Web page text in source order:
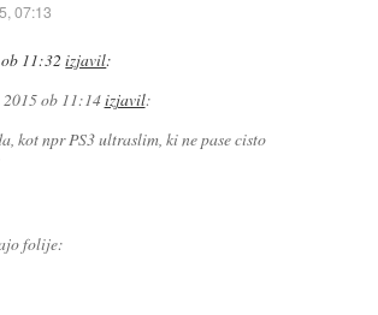
07:13
11:32 izjavil:
2015 ob 11:14izjavil:
kot npr PS3 ultraslim, ki ne pase cisto
folije: